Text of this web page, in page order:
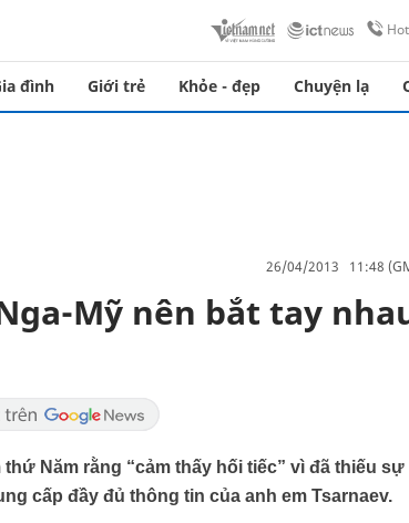
đình Giới trẻ Khỏe - đẹp Chuyện lạ
26/04/2013 11:48
Mỹ nên bắt tay
Năm rằng “cảm thấy hối tiếc” vì đã thiếu sự
cấp đầy đủ thông tin của anh em Tsarnaev.